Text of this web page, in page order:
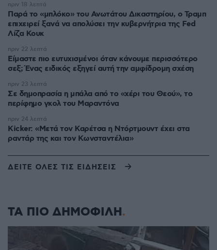
Παρά το «μπλόκο» του Ανωτάτου Δικαστηρίου, ο Τραμπ
επιχειρεί ξανά να απολύσει την κυβερνήτρια της Fed
Λίζα Κουκ
πριν 18 λεπτά
Είμαστε πιο ευτυχισμένοι όταν κάνουμε περισσότερο
σεξ; Ένας ειδικός εξηγεί αυτή την αμφίδρομη σχέση
πριν 22 λεπτά
Σε δημοπρασία η μπάλα από το «χέρι του Θεού», το
περίφημο γκολ του Μαραντόνα
πριν 23 λεπτά
Kicker: «Μετά τον Καρέτσα η Ντόρτμουντ έχει στα
ραντάρ της και τον Κωνσταντέλια»
πριν 24 λεπτά
ΔΕΙΤΕ ΟΛΕΣ ΤΙΣ ΕΙΔΗΣΕΙΣ
ΤΑ ΠΙΟ ΔΗΜΟΦΙΛΗ